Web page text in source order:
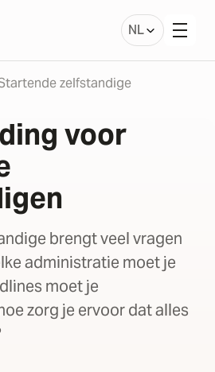
NL
zelfstandige
voor
brengt veel vragen
administratie moet je
moet je
zorg je ervoor dat alles